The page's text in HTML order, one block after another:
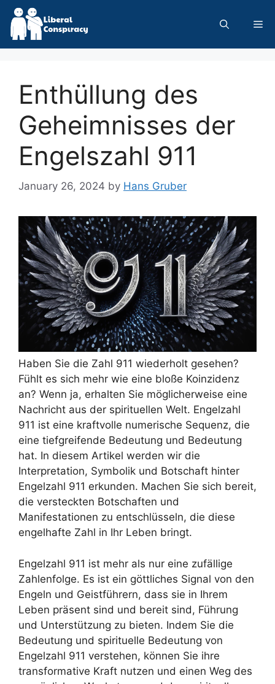
Skip
content
Enthüllung des
Geheimnisses der
Engelszahl 911
January 26, 2024 by Hans Gruber
Haben Sie die Zahl 911 wiederholt gesehen?
Fühlt es sich mehr wie eine bloße Koinzidenz
an? Wenn ja, erhalten Sie möglicherweise eine
Nachricht aus der spirituellen Welt. Engelzahl
911 ist eine kraftvolle numerische Sequenz, die
eine tiefgreifende Bedeutung und Bedeutung
hat. In diesem Artikel werden wir die
Interpretation, Symbolik und Botschaft hinter
Engelzahl 911 erkunden. Machen Sie sich bereit,
die versteckten Botschaften und
Manifestationen zu entschlüsseln, die diese
engelhafte Zahl in Ihr Leben bringt.
Engelzahl 911 ist mehr als nur eine zufällige
Zahlenfolge. Es ist ein göttliches Signal von den
Engeln und Geistführern, dass sie in Ihrem
Leben präsent sind und bereit sind, Führung
und Unterstützung zu bieten. Indem Sie die
Bedeutung und spirituelle Bedeutung von
Engelzahl 911 verstehen, können Sie ihre
transformative Kraft nutzen und einen Weg des